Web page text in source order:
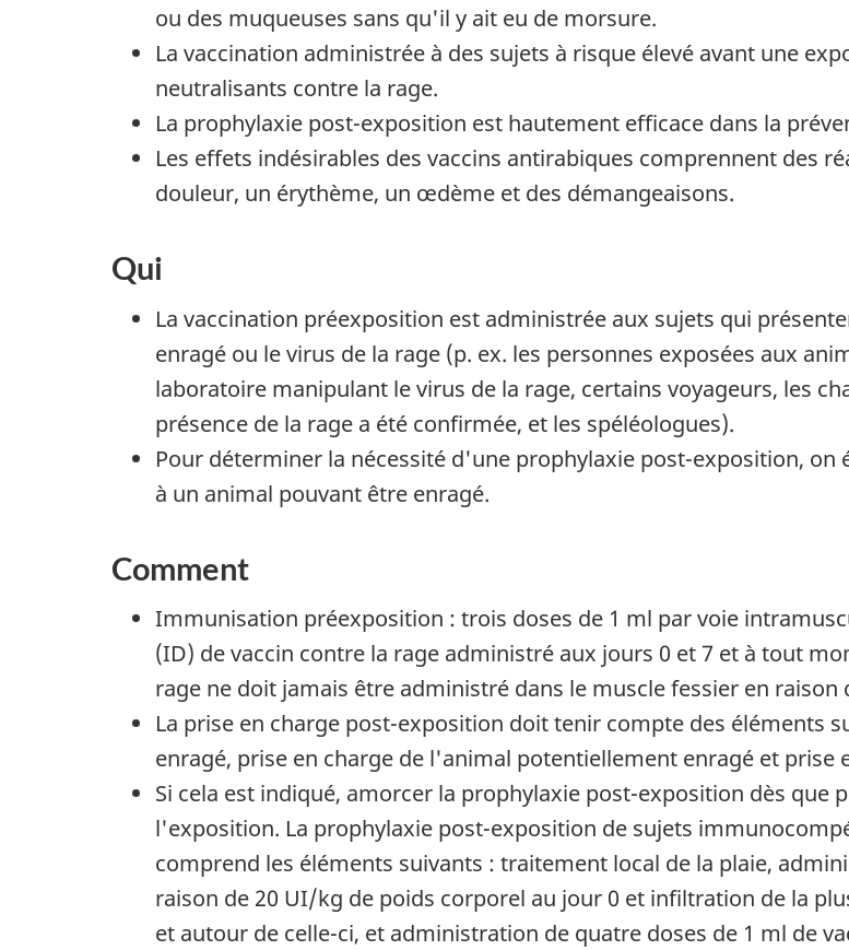
ou des muqueuses sans qu'il y ait eu de morsure.
La vaccination administrée à des sujets à risque élevé avant une
neutralisants contre la rage.
La prophylaxie post-exposition est hautement efficace dans la
Les effets indésirables des vaccins antirabiques comprennent des
douleur, un érythème, un œdème et des démangeaisons.
Qui
La vaccination préexposition est administrée aux sujets qui
enragé ou le virus de la rage (p. ex. les personnes exposées aux
laboratoire manipulant le virus de la rage, certains voyageurs, les
présence de la rage a été confirmée, et les spéléologues).
Pour déterminer la nécessité d'une prophylaxie post-exposition,
à un animal pouvant être enragé.
Comment
Immunisation préexposition : trois doses de 1 ml par voie
(ID) de vaccin contre la rage administré aux jours 0 et 7 et à tout
rage ne doit jamais être administré dans le muscle fessier en
La prise en charge post-exposition doit tenir compte des éléments
enragé, prise en charge de l'animal potentiellement enragé et prise
Si cela est indiqué, amorcer la prophylaxie post-exposition dès que
l'exposition. La prophylaxie post-exposition de sujets
comprend les éléments suivants : traitement local de la plaie,
raison de 20 UI/kg de poids corporel au jour 0 et infiltration de la
et autour de celle-ci, et administration de quatre doses de 1 ml de